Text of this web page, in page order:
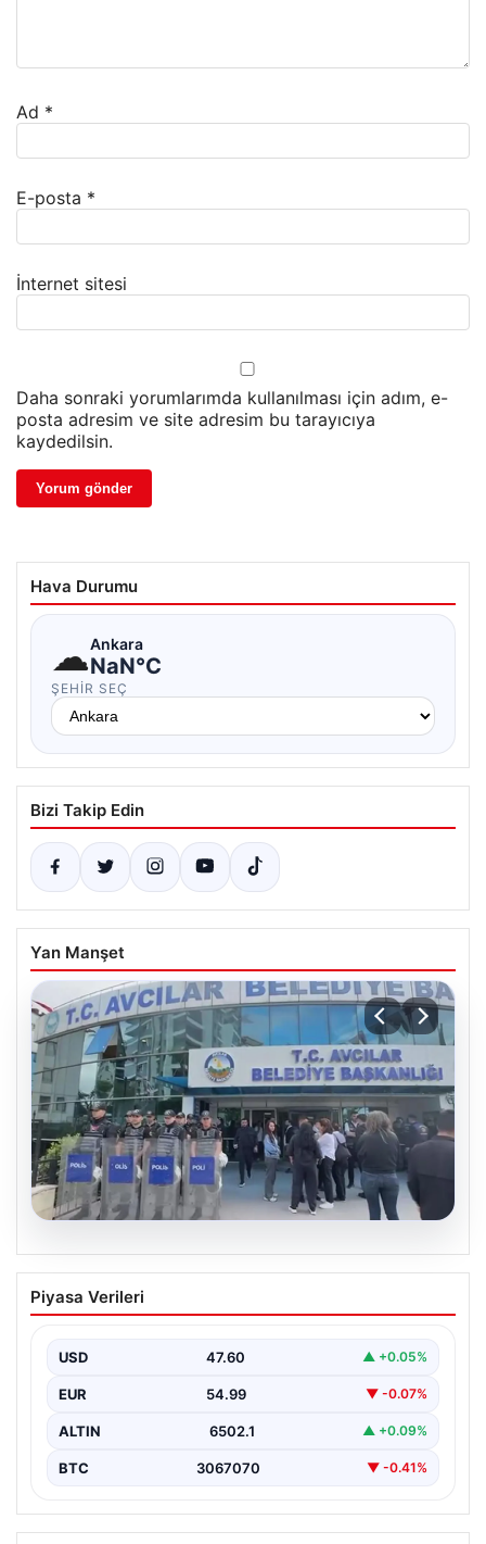
Ad *
E-posta *
İnternet sitesi
Daha sonraki yorumlarımda kullanılması için adım, e-
posta adresim ve site adresim bu tarayıcıya
kaydedilsin.
Hava Durumu
☁Ankara
NaN°C
ŞEHIR SEÇ
Bizi Takip Edin
Yan Manşet
Avcılar Belediyesi’ne operasyon. 12
şüpheli gözaltına alındı
Piyasa Verileri
USD 47.60 ▲ +0.05%
EUR 54.99 ▼ -0.07%
ALTIN 6502.1 ▲ +0.09%
BTC 3067070 ▼ -0.41%